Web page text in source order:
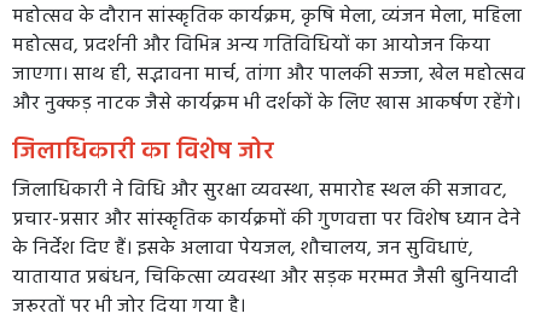
महोत्सव के दौरान सांस्कृतिक कार्यक्रम, कृषि मेला, व्यंजन मेला, महिला
महोत्सव, प्रदर्शनी और विभिन्न अन्य गतिविधियों का आयोजन किया
जाएगा। साथ ही, सद्भावना मार्च, तांगा और पालकी सज्जा, खेल महोत्सव
और नुक्कड़ नाटक जैसे कार्यक्रम भी दर्शकों के लिए खास आकर्षण रहेंगे।
जिलाधिकारी का विशेष जोर
जिलाधिकारी ने विधि और सुरक्षा व्यवस्था, समारोह स्थल की सजावट,
प्रचार-प्रसार और सांस्कृतिक कार्यक्रमों की गुणवत्ता पर विशेष ध्यान देने
के निर्देश दिए हैं। इसके अलावा पेयजल, शौचालय, जन सुविधाएं,
यातायात प्रबंधन, चिकित्सा व्यवस्था और सड़क मरम्मत जैसी बुनियादी
जरूरतों पर भी जोर दिया गया है।